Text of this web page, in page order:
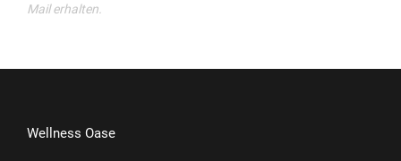
Mail erhalten.
Wellness Oase